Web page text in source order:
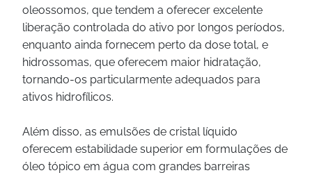
oleossomos, que tendem a oferecer excelente
liberação controlada do ativo por longos períodos,
enquanto ainda fornecem perto da dose total, e
hidrossomas, que oferecem maior hidratação,
tornando-os particularmente adequados para
ativos hidrofílicos.
Além disso, as emulsões de cristal líquido
oferecem estabilidade superior em formulações de
óleo tópico em água com grandes barreiras